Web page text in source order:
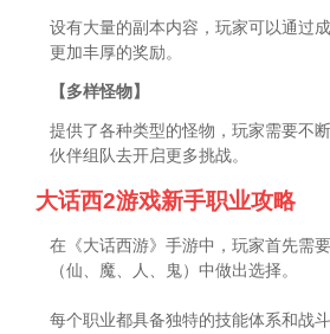
设有大量的副本内容，玩家可以通过
更加丰厚的奖励。
【多样怪物】
提供了各种类型的怪物，玩家需要不
伙伴组队去开启更多挑战。
大话西2游戏新手职业攻略
在《大话西游》手游中，玩家首先需
（仙、魔、人、鬼）中做出选择。
每个职业都具备独特的技能体系和战